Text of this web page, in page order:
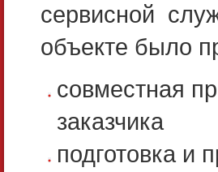
сервисной
объекте было
совместная
заказчика
подготовка и